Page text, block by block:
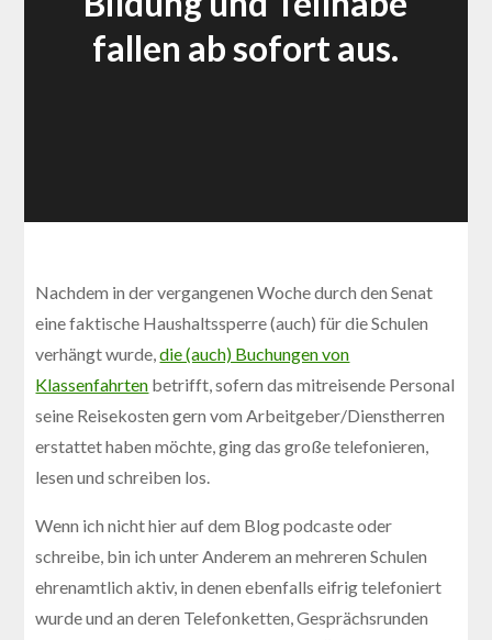
fallen ab sofort aus.
Nachdem in der vergangenen Woche durch den Senat
eine faktische Haushaltssperre (auch) für die Schulen
verhängt wurde,die (auch) Buchungen von
Klassenfahrten betrifft, sofern das mitreisende Personal
seine Reisekosten gern vom Arbeitgeber/Dienstherren
erstattet haben möchte, ging das große telefonieren,
lesen und schreiben los.
Wenn ich nicht hier auf dem Blog podcaste oder
schreibe, bin ich unter Anderem an mehreren Schulen
ehrenamtlich aktiv, in denen ebenfalls eifrig telefoniert
wurde und an deren Telefonketten, Gesprächsrunden